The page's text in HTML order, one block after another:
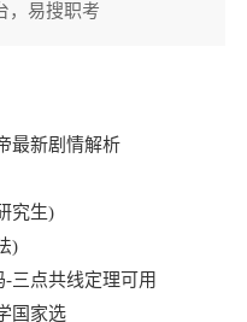
，易搜职考
最新剧情解析
究生)
)
三点共线定理可用
国家选